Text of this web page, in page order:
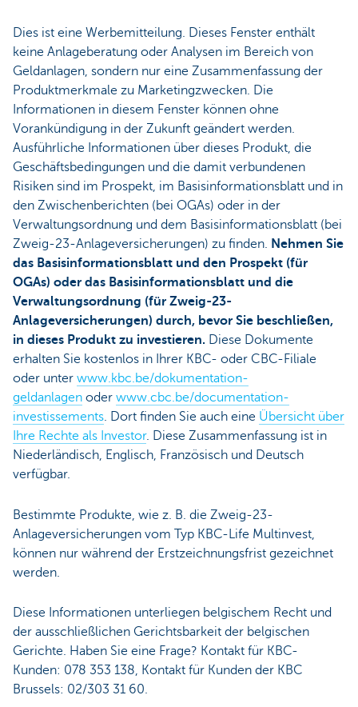
Dies ist eine Werbemitteilung. Dieses Fenster enthält
keine Anlageberatung oder Analysen im Bereich von
Geldanlagen, sondern nur eine Zusammenfassung der
Produktmerkmale zu Marketingzwecken. Die
Informationen in diesem Fenster können ohne
Vorankündigung in der Zukunft geändert werden.
Ausführliche Informationen über dieses Produkt, die
Geschäftsbedingungen und die damit verbundenen
Risiken sind im Prospekt, im Basisinformationsblatt und in
den Zwischenberichten (bei OGAs) oder in der
Verwaltungsordnung und dem Basisinformationsblatt (bei
Zweig-23-Anlageversicherungen) zu finden. Nehmen Sie
das Basisinformationsblatt und den Prospekt (für
OGAs) oder das Basisinformationsblatt und die
Verwaltungsordnung (für Zweig-23-
Anlageversicherungen) durch, bevor Sie beschließen,
in dieses Produkt zu investieren. Diese Dokumente
erhalten Sie kostenlos in Ihrer KBC- oder CBC-Filiale
oder unter www.kbc.be/dokumentation-
geldanlagen oder www.cbc.be/documentation-
investissements. Dort finden Sie auch eine Übersicht über
Ihre Rechte als Investor. Diese Zusammenfassung ist in
Niederländisch, Englisch, Französisch und Deutsch
verfügbar.
Bestimmte Produkte, wie z. B. die Zweig-23-
Anlageversicherungen vom Typ KBC-Life Multinvest,
können nur während der Erstzeichnungsfrist gezeichnet
werden.
Diese Informationen unterliegen belgischem Recht und
der ausschließlichen Gerichtsbarkeit der belgischen
Gerichte. Haben Sie eine Frage? Kontakt für KBC-
Kunden: 078 353 138, Kontakt für Kunden der KBC
Brussels: 02/303 31 60.